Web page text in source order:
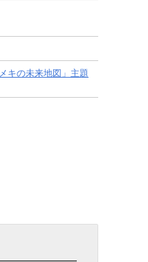
キの未来地図」主題